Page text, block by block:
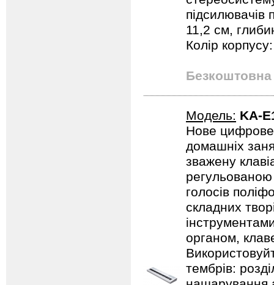
підсилювачів
11,2 см,
Колір
Безкоштовна
Модель: KA-
Нове цифрове
домашніх
зважену
голосів
складних
органом,
тембрів: